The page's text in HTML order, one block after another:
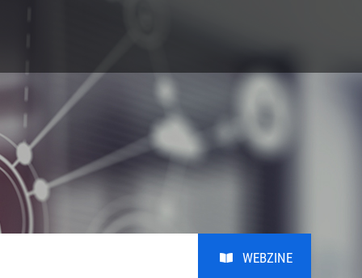
Giving Alumni
Youtube
WEBZINE